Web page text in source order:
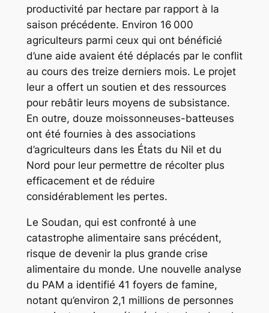
productivité par hectare par rapport à la
saison précédente. Environ 16 000
agriculteurs parmi ceux qui ont bénéficié
d’une aide avaient été déplacés par le conflit
au cours des treize derniers mois. Le projet
leur a offert un soutien et des ressources
pour rebâtir leurs moyens de subsistance.
En outre, douze moissonneuses-batteuses
ont été fournies à des associations
d’agriculteurs dans les États du Nil et du
Nord pour leur permettre de récolter plus
efficacement et de réduire
considérablement les pertes.
Le Soudan, qui est confronté à une
catastrophe alimentaire sans précédent,
risque de devenir la plus grande crise
alimentaire du monde. Une nouvelle analyse
du PAM a identifié 41 foyers de famine,
notant qu’environ 2,1 millions de personnes